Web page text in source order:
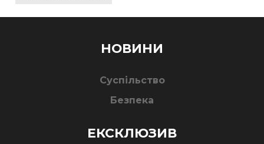
НОВИНИ
Суспільство
Безпека
ЕКСКЛЮЗИВ